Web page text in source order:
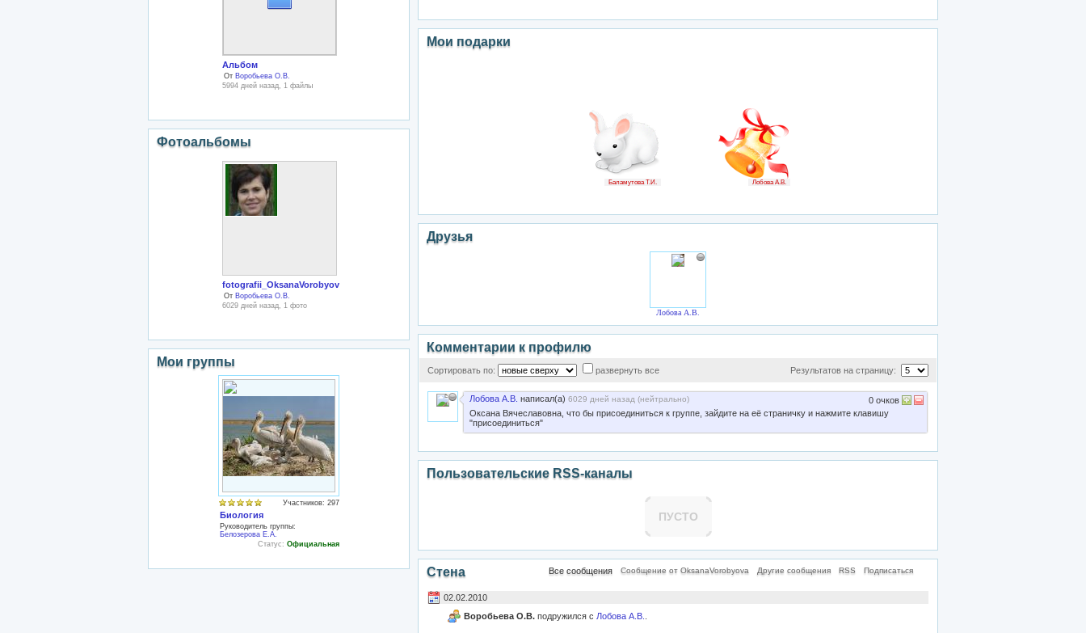
Альбом
От Воробьева О.В.
5994 дней назад, 1 файлы
Фотоальбомы
fotografii_OksanaVorobyova
От Воробьева О.В.
6029 дней назад, 1 фото
Мои группы
Участников: 297
Биология
Руководитель группы:
Белозерова Е.А.
Статус: Официальная
Мои подарки
Баламутова Т.И. Лобова А.В.
Друзья
Лобова А.В.
Комментарии к профилю
Сортировать по: развернуть все Результатов на страницу:
Лобова А.В. написал(а) 6029 дней назад (нейтрально)
Оксана Вячеславовна, что бы присоединиться к группе, зайдите на её страничку и нажмите клавишу
"присоединиться"
0 очков
Пользовательские RSS-каналы
ПУСТО
Стена Все сообщения Сообщение от OksanaVorobyova Другие сообщения RSS Подписаться
02.02.2010
Воробьева О.В. подружился с Лобова А.В.